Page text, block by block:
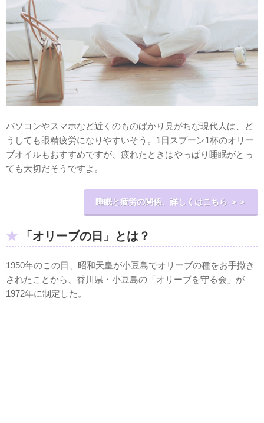
パソコンやスマホなど近くのものばかり見がちな現代人は、ど
うしても眼精疲労になりやすいそう。1日スプーン1杯のオリー
ブオイルもおすすめですが、疲れたときはやっぱり睡眠がとっ
ても大切だそうですよ。
睡眠と疲労の関係、詳しくはこちら ＞＞
「オリーブの日」とは？
1950年のこの日、昭和天皇が小豆島でオリーブの種をお手撒き
されたことから、香川県・小豆島の「オリーブを守る会」が
1972年に制定した。